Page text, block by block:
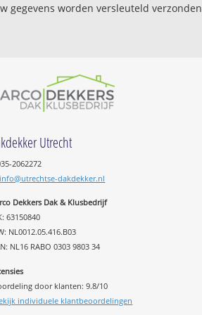
gegevens worden versleuteld
Utrecht
2062272
info@utrechtse-dakdekker.nl
Dekkers Dak & Klusbedrijf
63150840
NL0012.05.416.B03
NL16 RABO 0303 9803 34
door klanten:9.8/10
individuele klantbeoordelingen